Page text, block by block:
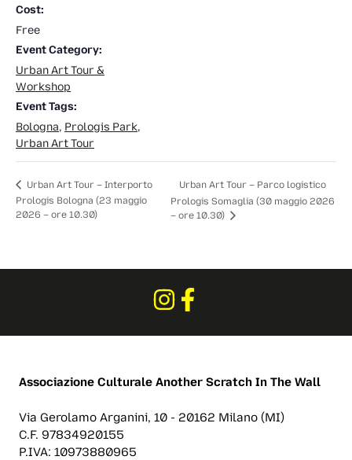
Cost:
Free
Event Category:
Urban Art Tour &
Workshop
Event Tags:
Bologna, Prologis Park,
Urban Art Tour
Urban Art Tour – Interporto
Prologis Bologna (23 maggio
2026 – ore 10.30)
Urban Art Tour – Parco logistico
Prologis Somaglia (30 maggio 2026
– ore 10.30)
Associazione Culturale Another Scratch In The Wall
Via Gerolamo Arganini, 10 - 20162 Milano (MI)
C.F. 97834920155
P.IVA: 10973880965